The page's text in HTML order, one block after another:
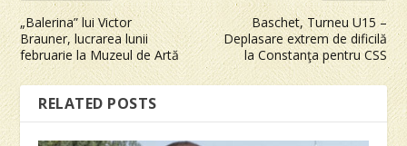
„Balerina” lui Victor
Brauner, lucrarea lunii
februarie la Muzeul de Artă
Baschet, Turneu U15 –
Deplasare extrem de dificilă
la Constanţa pentru CSS
RELATED POSTS